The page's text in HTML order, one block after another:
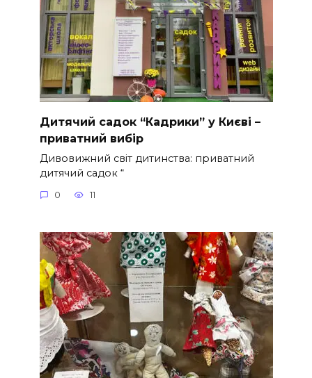
Дитячий садок “Кадрики” у Києві –
приватний вибір
Дивовижний світ дитинства: приватний
дитячий садок “
0 11